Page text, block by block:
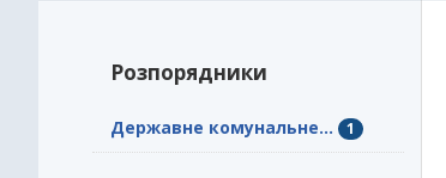
Розпорядники
Державне комунальне... 1